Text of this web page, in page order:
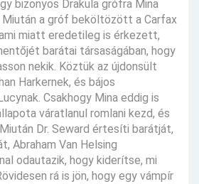
bizonyos Drakula grófra Mina
Miután a gróf beköltözött a Carfax
miatt eredetileg is érkezett,
barátai társaságában, hogy
nekik. Köztük az újdonsült
Harkernek, és bájos
Csakhogy Mina eddig is
váratlanul romlani kezd, és
Dr. Seward értesíti barátját,
Abraham Van Helsing
odautazik, hogy kiderítse, mi
rá is jön, hogy egy vámpír